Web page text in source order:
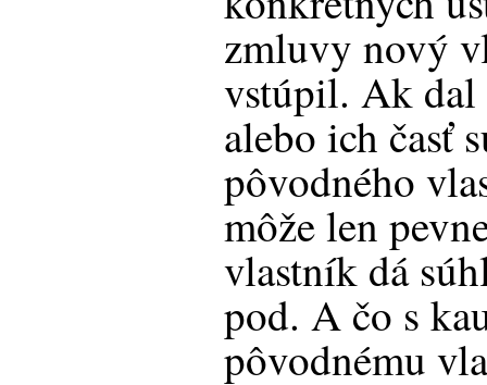
zmluvy nový
vstúpil. Ak dal
alebo ich časť
pôvodného
môže len
vlastník dá
pod. A čo s
pôvodnému